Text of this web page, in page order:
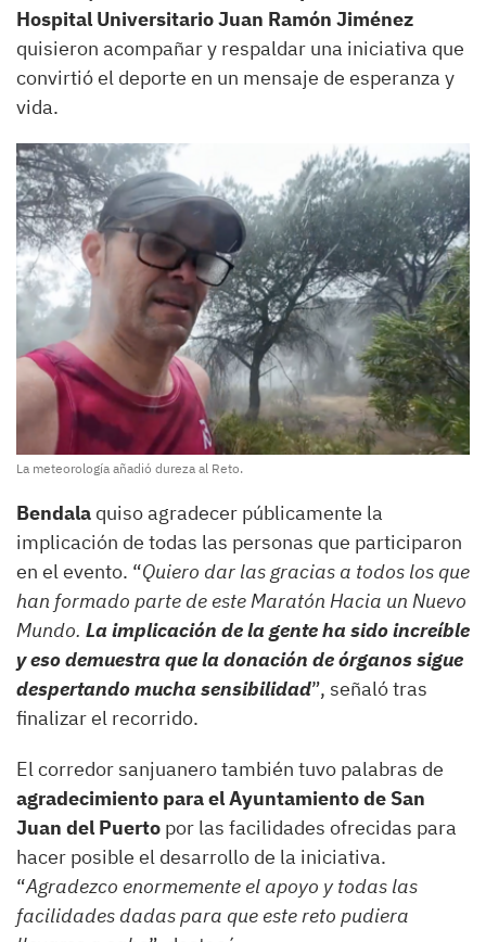
Hospital Universitario Juan Ramón Jiménez
quisieron acompañar y respaldar una iniciativa que
convirtió el deporte en un mensaje de esperanza y
vida.
La meteorología añadió dureza al Reto.
Bendala quiso agradecer públicamente la
implicación de todas las personas que participaron
en el evento. “Quiero dar las gracias a todos los que
han formado parte de este Maratón Hacia un Nuevo
Mundo. La implicación de la gente ha sido increíble
y eso demuestra que la donación de órganos sigue
despertando mucha sensibilidad”, señaló tras
finalizar el recorrido.
El corredor sanjuanero también tuvo palabras de
agradecimiento para el Ayuntamiento de San
Juan del Puerto por las facilidades ofrecidas para
hacer posible el desarrollo de la iniciativa.
“Agradezco enormemente el apoyo y todas las
facilidades dadas para que este reto pudiera